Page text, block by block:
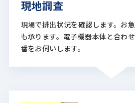
現地調査
現場で排出状況を確認します。お
も承ります。 電子機器本体と合わ
番をお伺いします。